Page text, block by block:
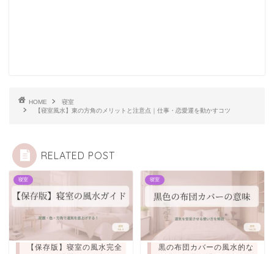
HOME
寝室
【寝室風水】東の方角のメリットと注意点｜仕事・恋愛運を動かすコツ
RELATED POST
寝室
【保存版】寝室の風水完全
寝室
黒の布団カバーの風水的な